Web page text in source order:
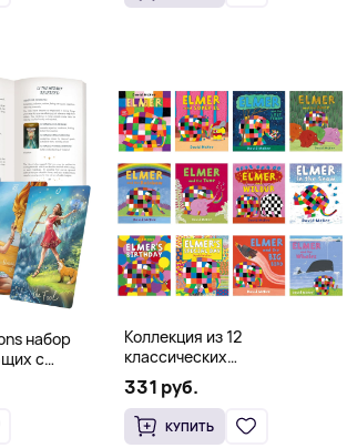
набор
с
Коллекция из 12
классических
иллюстрированных книг об
Элмере от Дэвида Макки
331 руб.
КУПИТЬ